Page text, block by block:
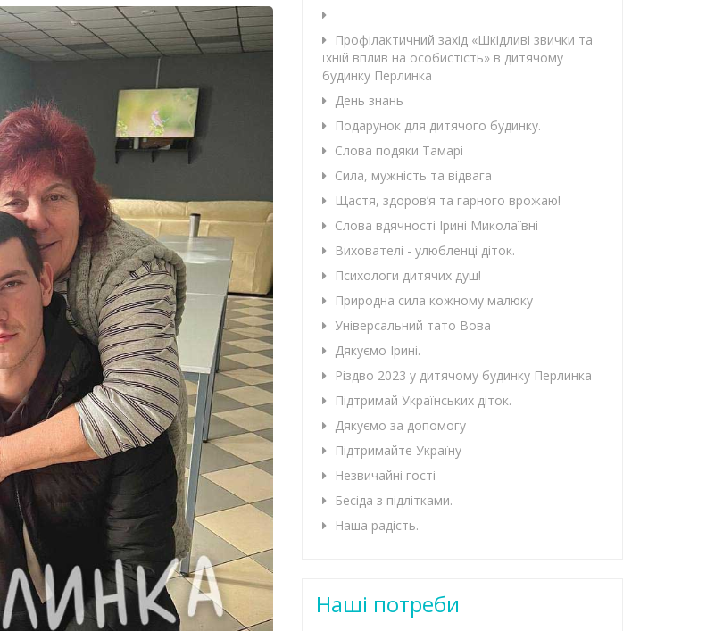
Профілактичний захід «Шкідливі звички та
їхній вплив на особистість» в дитячому
будинку Перлинка
День знань
Подарунок для дитячого будинку.
Слова подяки Тамарі
Сила, мужність та відвага
Щастя, здоров’я та гарного врожаю!
Слова вдячності Ірині Миколаївні
Вихователі - улюбленці діток.
Психологи дитячих душ!
Природна сила кожному малюку
Універсальний тато Вова
Дякуємо Ірині.
Різдво 2023 у дитячому будинку Перлинка
Підтримай Українських діток.
Дякуємо за допомогу
Підтримайте Україну
Незвичайні гості
Бесіда з підлітками.
Наша радість.
Наші потреби